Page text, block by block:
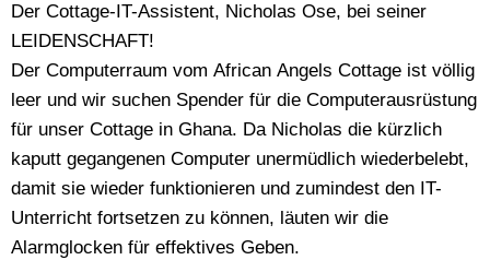
Der Cottage-IT-Assistent, Nicholas Ose, bei seiner
LEIDENSCHAFT!
Der Computerraum vom African Angels Cottage ist völlig
leer und wir suchen Spender für die Computerausrüstung
für unser Cottage in Ghana. Da Nicholas die kürzlich
kaputt gegangenen Computer unermüdlich wiederbelebt,
damit sie wieder funktionieren und zumindest den IT-
Unterricht fortsetzen zu können, läuten wir die
Alarmglocken für effektives Geben.